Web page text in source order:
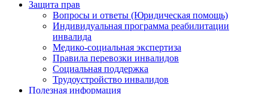
Защита прав
Вопросы и ответы (Юридическая помощь)
Индивидуальная программа реабилитации
инвалида
Медико-социальная экспертиза
Правила перевозки инвалидов
Социальная поддержка
Трудоустройство инвалидов
Полезная информация